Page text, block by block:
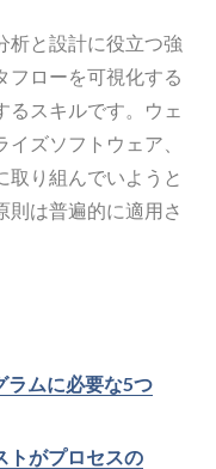
析と設計に役立つ強
フローを可視化する
るスキルです。ウェ
ズソフトウェア、
取り組んでいようと
則は普遍的に適用さ
ラムに必要な5つ
トがプロセスの